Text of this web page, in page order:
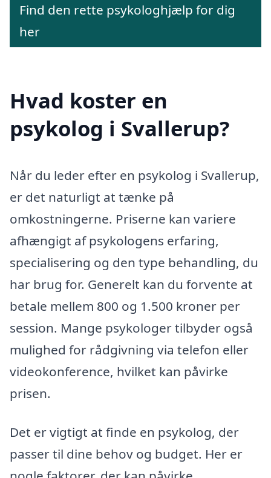
Find den rette psykologhjælp for dig
her
Hvad koster en
psykolog i Svallerup?
Når du leder efter en psykolog i Svallerup,
er det naturligt at tænke på
omkostningerne. Priserne kan variere
afhængigt af psykologens erfaring,
specialisering og den type behandling, du
har brug for. Generelt kan du forvente at
betale mellem 800 og 1.500 kroner per
session. Mange psykologer tilbyder også
mulighed for rådgivning via telefon eller
videokonference, hvilket kan påvirke
prisen.
Det er vigtigt at finde en psykolog, der
passer til dine behov og budget. Her er